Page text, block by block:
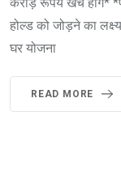
करोड़ रूपये खर्च होंगे*
होल्ड को जोड़ने का
घर योजना
READ MORE